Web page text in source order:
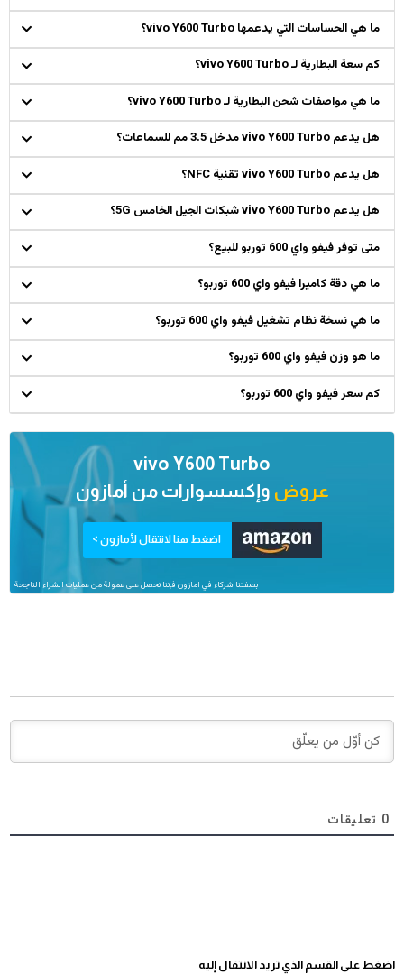
ما هي الحساسات التي يدعمها vivo Y600 Turbo؟
كم سعة البطارية لـ vivo Y600 Turbo؟
ما هي مواصفات شحن البطارية لـ vivo Y600 Turbo؟
هل يدعم vivo Y600 Turbo مدخل 3.5 مم للسماعات؟
هل يدعم vivo Y600 Turbo تقنية NFC؟
هل يدعم vivo Y600 Turbo شبكات الجيل الخامس 5G؟
متى توفر فيفو واي 600 توربو للبيع؟
ما هي دقة كاميرا فيفو واي 600 توربو؟
ما هي نسخة نظام تشغيل فيفو واي 600 توربو؟
ما هو وزن فيفو واي 600 توربو؟
كم سعر فيفو واي 600 توربو؟
vivo Y600 Turbo
عروض وإكسسوارات من أمازون
اضغط هنا لانتقال لأمازون >
بصفتنا شركاء في امازون فإننا نحصل على عمولة من عمليات الشراء الناجحة
0 تعليقات
اضغط على القسم الذي تريد الانتقال إليه